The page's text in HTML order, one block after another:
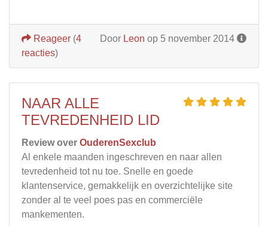
Door Leon op 5 november 2014
Reageer (4
reacties)
NAAR ALLE
TEVREDENHEID LID
Review over OuderenSexclub
Al enkele maanden ingeschreven en naar allen
tevredenheid tot nu toe. Snelle en goede
klantenservice, gemakkelijk en overzichtelijke site
zonder al te veel poes pas en commerciële
mankementen.